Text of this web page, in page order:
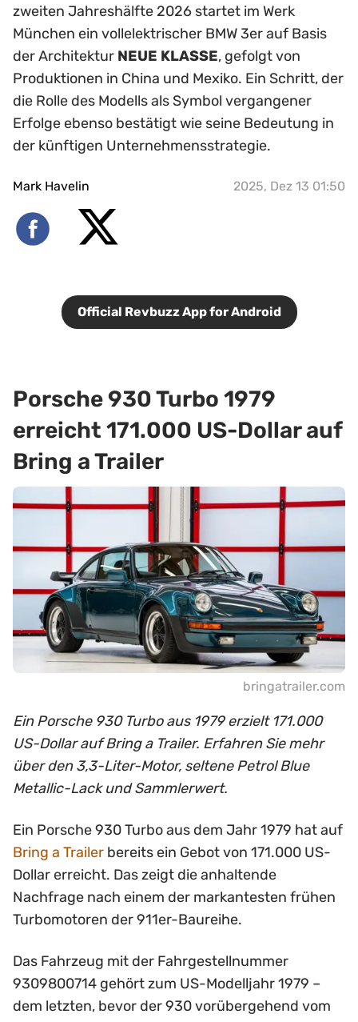
zweiten Jahreshälfte 2026 startet im Werk
München ein vollelektrischer BMW 3er auf Basis
der Architektur NEUE KLASSE, gefolgt von
Produktionen in China und Mexiko. Ein Schritt, der
die Rolle des Modells als Symbol vergangener
Erfolge ebenso bestätigt wie seine Bedeutung in
der künftigen Unternehmensstrategie.
Mark Havelin 2025, Dez 13 01:50
Official Revbuzz App for Android
Porsche 930 Turbo 1979
erreicht 171.000 US-Dollar auf
Bring a Trailer
bringatrailer.com
Ein Porsche 930 Turbo aus 1979 erzielt 171.000
US-Dollar auf Bring a Trailer. Erfahren Sie mehr
über den 3,3-Liter-Motor, seltene Petrol Blue
Metallic-Lack und Sammlerwert.
Ein Porsche 930 Turbo aus dem Jahr 1979 hat auf
Bring a Trailer bereits ein Gebot von 171.000 US-
Dollar erreicht. Das zeigt die anhaltende
Nachfrage nach einem der markantesten frühen
Turbomotoren der 911er-Baureihe.
Das Fahrzeug mit der Fahrgestellnummer
9309800714 gehört zum US-Modelljahr 1979 –
dem letzten, bevor der 930 vorübergehend vom